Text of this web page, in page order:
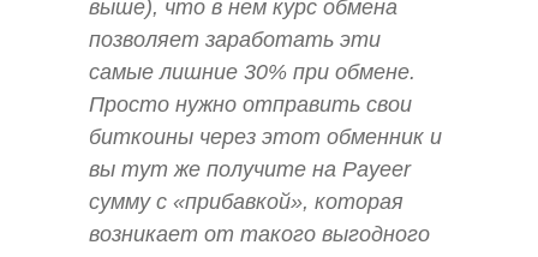
выше), что в нем курс обмена
позволяет заработать эти
самые лишние 30% при обмене.
Просто нужно отправить свои
биткоины через этот обменник и
вы тут же получите на Payeer
сумму с «прибавкой», которая
возникает от такого выгодного